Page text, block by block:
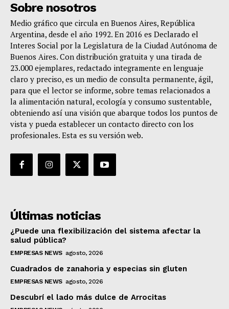
Sobre nosotros
Medio gráfico que circula en Buenos Aires, República
Argentina, desde el año 1992. En 2016 es Declarado el
Interes Social por la Legislatura de la Ciudad Autónoma de
Buenos Aires. Con distribución gratuita y una tirada de
23.000 ejemplares, redactado integramente en lenguaje
claro y preciso, es un medio de consulta permanente, ágil,
para que el lector se informe, sobre temas relacionados a
la alimentación natural, ecología y consumo sustentable,
obteniendo así una visión que abarque todos los puntos de
vista y pueda establecer un contacto directo con los
profesionales. Esta es su versión web.
Últimas noticias
¿Puede una flexibilización del sistema afectar la
salud pública?
EMPRESAS NEWS agosto, 2026
Cuadrados de zanahoria y especias sin gluten
EMPRESAS NEWS agosto, 2026
Descubrí el lado más dulce de Arrocitas